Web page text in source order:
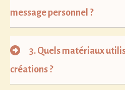
message personnel ?
3. Quels matériaux
créations ?